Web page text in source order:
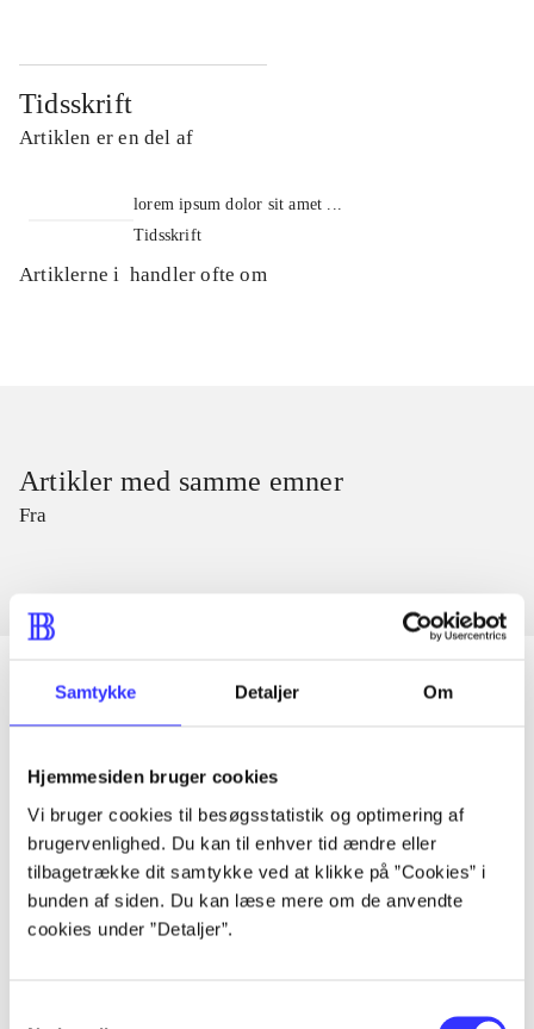
Samtykke Detaljer Om
Hjemmesiden bruger cookies
Vi bruger cookies til besøgsstatistik og optimering af
brugervenlighed. Du kan til enhver tid ændre eller
tilbagetrække dit samtykke ved at klikke på ”Cookies” i
bunden af siden. Du kan læse mere om de anvendte
cookies under ”Detaljer”.
Tidsskrift
Artiklen er en del af
lorem ipsum dolor sit amet ...
Tidsskrift
Artiklerne i handler ofte om
Artikler med samme emner
Fra
Alle registrerede artikler fordelt på udgivelser
...
...